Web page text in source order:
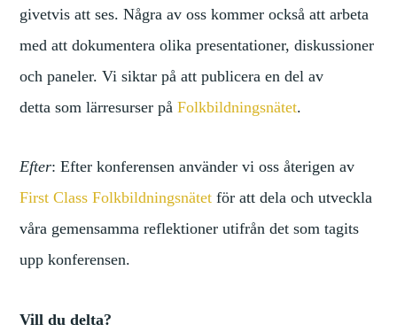
givetvis att ses. Några av oss kommer också att arbeta
med att dokumentera olika presentationer, diskussioner
och paneler. Vi siktar på att publicera en del av
detta som lärresurser påFolkbildningsnätet.
Efter: Efter konferensen använder vi oss återigen av
First Class Folkbildningsnätet för att dela och utveckla
våra gemensamma reflektioner utifrån det som tagits
upp konferensen.
Vill du delta?